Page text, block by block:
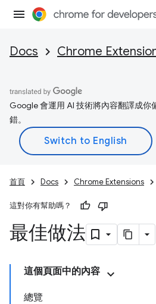
Docs Chrome
Google 會運用 AI 技術將內容翻譯成你
錯。
首頁 Docs Chrome Extensions
這對你有幫助嗎？
最佳做法
這個頁面中的內容
總覽